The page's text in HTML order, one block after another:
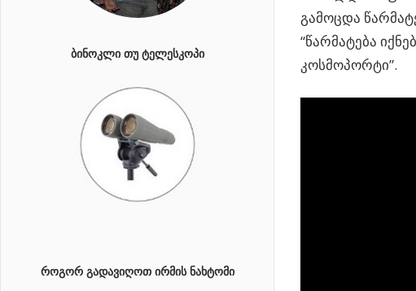
გამოცდა
“წარმატება
კოსმოპორტი”.
ᲑᲘᲜᲝᲙᲚᲘ ᲗᲣ ᲢᲔᲚᲔᲡᲙᲝᲞᲘ
ᲠᲝᲒᲝᲠ ᲒᲐᲓᲐᲕᲘᲦᲝᲗ ᲘᲠᲛᲘᲡ ᲜᲐᲮᲢᲝᲛᲘ